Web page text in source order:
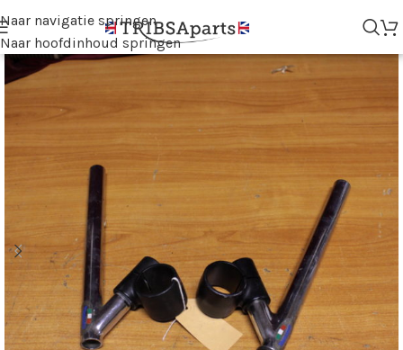
Naar navigatie springen
Naar hoofdinhoud springen